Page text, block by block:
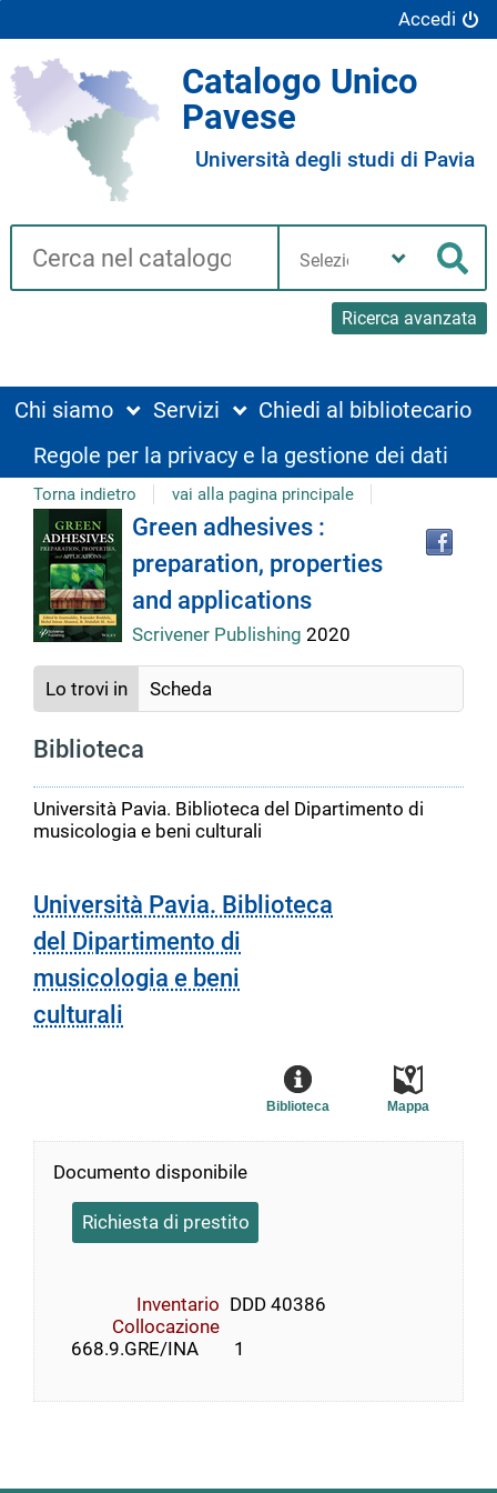
Accedi
Catalogo Unico
Pavese
Università degli studi di Pavia
Cerca su "Catalogo"
Ricerca avanzata
biblioteca
Chi siamo Servizi
Chiedi al bibliotecario
Regole per la privacy e la gestione dei dati
Torna indietro vai alla pagina principale
Dettaglio
del
documento
Green adhesives :
preparation, properties
and applications
Scrivener Publishing 2020
Lo trovi in Scheda
Biblioteca
Università Pavia. Biblioteca del Dipartimento di
musicologia e beni culturali
Università Pavia. Biblioteca
del Dipartimento di
musicologia e beni
culturali
Mappa
Biblioteca
Documento disponibile
Richiesta di prestito
Inventario DDD 40386
Collocazione
    668.9.GRE/INA        1